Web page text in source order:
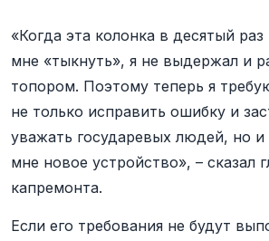
«Когда эта колонка в десятый
мне «тыкнуть», я не выдержал и
топором. Поэтому теперь я
не только исправить ошибку и
уважать государевых людей, но и
мне новое устройство», – сказал
капремонта.
Если его требования не будут